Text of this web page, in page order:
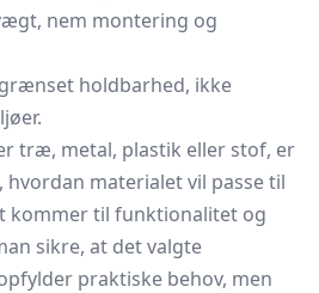
nem montering og
holdbarhed, ikke
træ, metal, plastik eller stof, er
materialet vil passe til
kommer til funktionalitet og
sikre, at det valgte
praktiske behov, men